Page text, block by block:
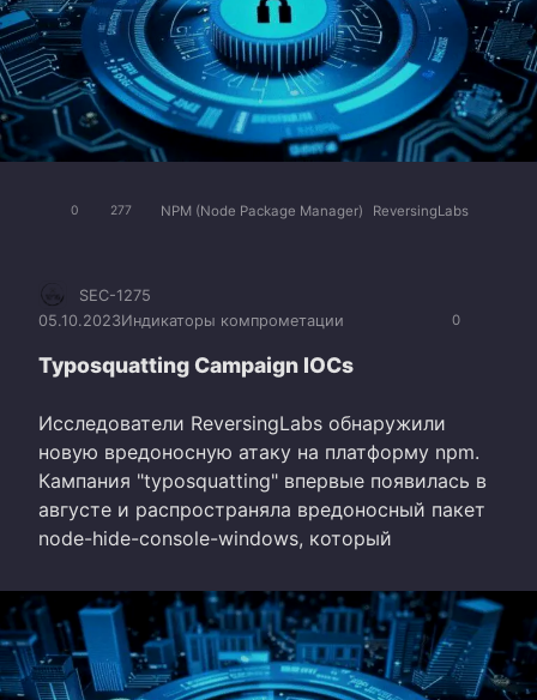
0 277 NPM (Node Package Manager) ReversingLabs
0
SEC-1275
05.10.2023Индикаторы компрометации
Typosquatting Campaign IOCs
Исследователи ReversingLabs обнаружили
новую вредоносную атаку на платформу npm.
Кампания "typosquatting" впервые появилась в
августе и распространяла вредоносный пакет
node-hide-console-windows, который